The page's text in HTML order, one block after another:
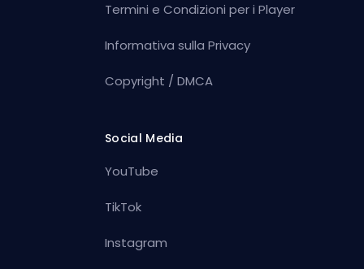
Termini e Condizioni per i Player
Informativa sulla Privacy
Copyright / DMCA
Social Media
YouTube
TikTok
Instagram